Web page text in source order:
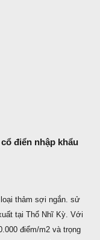
điển nhập khẩu
thảm sợi ngắn. sử
tại Thổ Nhĩ Kỳ. Với
điểm/m2 và trọng